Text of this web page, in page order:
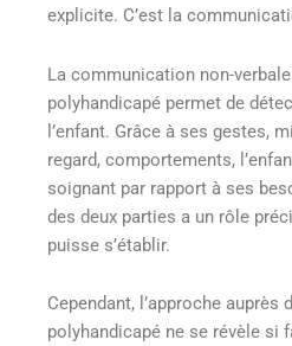
explicite. C’est la
La communication non-
polyhandicapé permet de
l’enfant. Grâce à ses gestes,
regard, comportements,
soignant par rapport à ses
des deux parties a un rôle
puisse s’établir.
Cependant, l’approche auprès
polyhandicapé ne se révèle si